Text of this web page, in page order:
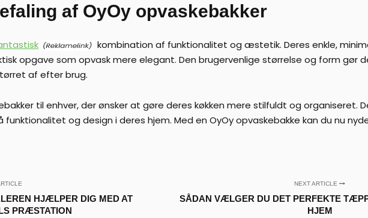
af OyOy opvaskebakker
kombination af funktionalitet og æstetik. Deres enkle,
opgave som opvask mere elegant. Den brugervenlige størrelse og form gør
af efter brug.
til enhver, der ønsker at gøre deres køkken mere stilfuldt og organiseret.
og design i deres hjem. Med en OyOy opvaskebakke kan du nu
HJÆLPER DIG MED AT
PRÆSTATION
NEXT ARTICLE
SÅDAN VÆLGER DU DET PERFEKTE
HJEM